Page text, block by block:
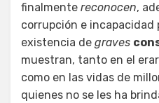
finalmente reconocen,
corrupción e incapacidad
existencia de graves
muestran, tanto en el
como en las vidas de
quienes no se les ha